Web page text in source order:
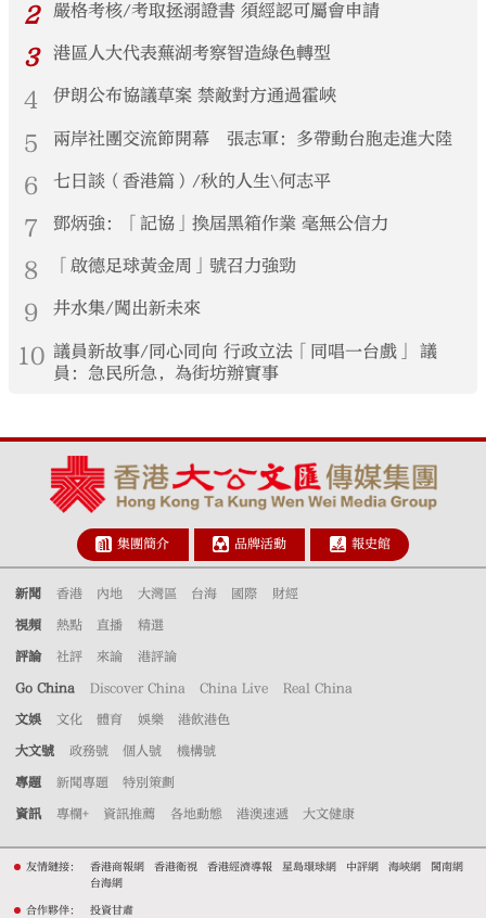
2 嚴格考核/考取拯溺證書 須經認可屬會申請
3 港區人大代表蕪湖考察智造綠色轉型
4 伊朗公布協議草案 禁敵對方通過霍峽
5 兩岸社團交流節開幕 張志軍：多帶動台胞走進大陸
6 七日談（香港篇）/秋的人生\何志平
7 鄧炳強：「記協」換屆黑箱作業 毫無公信力
8 「啟德足球黃金周」號召力強勁
9 井水集/闖出新未來
10 議員新故事/同心同向 行政立法「同唱一台戲」 議
員：急民所急，為街坊辦實事
集團簡介 品牌活動 報史館
新聞 香港 內地 大灣區 台海 國際 財經
視頻 熱點 直播 精選
評論 社評 來論 港評論
Go China Discover China China Live Real China
文娛 文化 體育 娛樂 港飲港色
大文號 政務號 個人號 機構號
專題 新聞專題 特別策劃
資訊 專欄+ 資訊推薦 各地動態 港澳速遞 大文健康
友情鏈接： 香港商報網 香港衛視 香港經濟導報 星島環球網 中評網 海峽網
閩南網
台海網
合作夥伴： 投資甘肅